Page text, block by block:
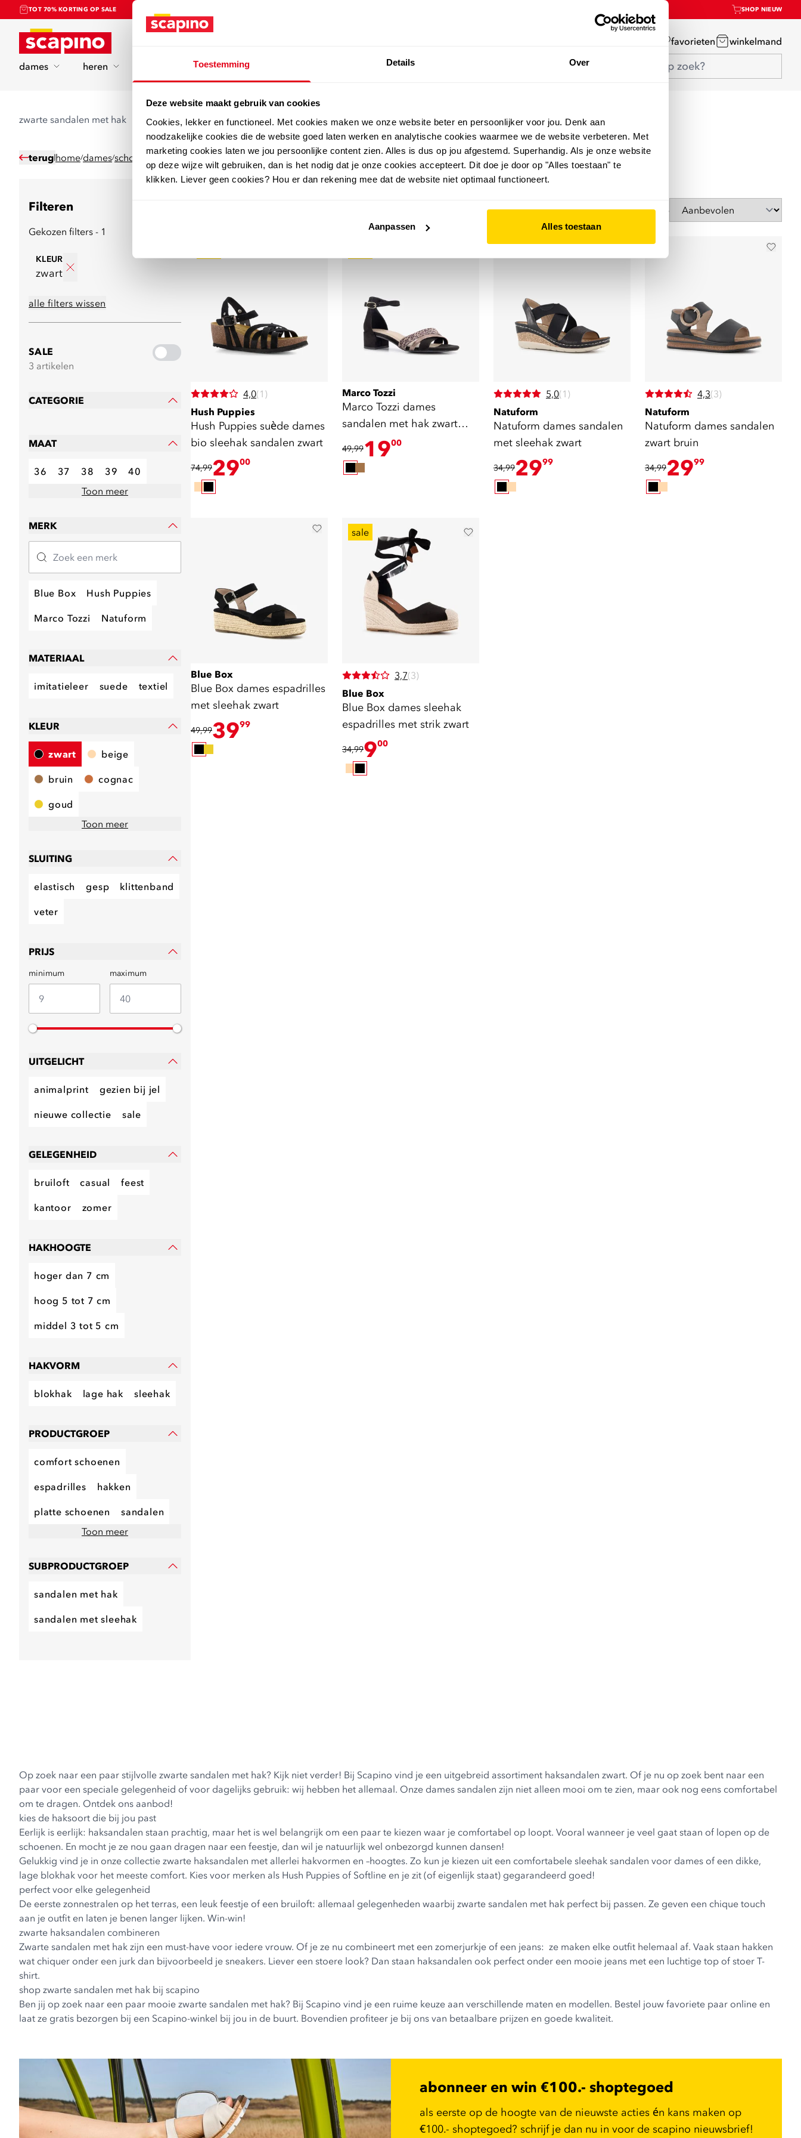
Toestemming Details Over
Deze website maakt gebruik van cookies
Cookies, lekker en functioneel. Met cookies maken we onze website beter en persoonlijker voor jou. Denk aan
noodzakelijke cookies die de website goed laten werken en analytische cookies waarmee we de website verbeteren. Met
marketing cookies laten we jou persoonlijke content zien. Alles is dus op jou afgestemd. Superhandig. Als je onze website
op deze wijze wilt gebruiken, dan is het nodig dat je onze cookies accepteert. Dit doe je door op "Alles toestaan" te
klikken. Liever geen cookies? Hou er dan rekening mee dat de website niet optimaal functioneert.
Aanpassen Alles toestaan
TOT 70% KORTING OP SALE SHOP NIEUW
Home favorieten winkelmand
dames heren sport merken
zwarte sandalen met hak
terug home/dames/schoenen sandalen sandalen met hak
Filteren
Gekozen filters - 1
KLEUR
zwart
alle filters wissen
SALE
3 artikelen
CATEGORIE
MAAT
36 37 38 39
40
Toon meer
MERK
Blue Box Hush Puppies
Marco Tozzi Natuform
MATERIAAL
imitatieleer suede textiel
KLEUR
zwart beige
bruin cognac
goud
Toon meer
SLUITING
elastisch gesp klittenband
veter
PRIJS
minimum maximum
UITGELICHT
animalprint gezien bij jel
nieuwe collectie sale
GELEGENHEID
bruiloft casual feest
kantoor zomer
HAKHOOGTE
hoger dan 7 cm
hoog 5 tot 7 cm
middel 3 tot 5 cm
HAKVORM
blokhak lage hak sleehak
PRODUCTGROEP
comfort schoenen
espadrilles hakken
platte schoenen
sandalen
Toon meer
SUBPRODUCTGROEP
sandalen met hak
sandalen met sleehak
Sorteer op
4,0(1)
Hush Puppies
Hush Puppies suède dames
bio sleehak sandalen zwart
74,992900
Marco Tozzi
Marco Tozzi dames
sandalen met hak zwart
panter
49,991900
5,0(1)
Natuform
Natuform dames sandalen
met sleehak zwart
34,992999
4,3(3)
Natuform
Natuform dames sandalen
zwart bruin
34,992999
Blue Box
Blue Box dames espadrilles
met sleehak zwart
49,993999
sale
3,7(3)
Blue Box
Blue Box dames sleehak
espadrilles met strik zwart
34,99900
Op zoek naar een paar stijlvolle zwarte sandalen met hak? Kijk niet verder! Bij Scapino vind je een uitgebreid assortiment haksandalen zwart. Of je nu op zoek bent naar een
paar voor een speciale gelegenheid of voor dagelijks gebruik: wij hebben het allemaal. Onze dames sandalen zijn niet alleen mooi om te zien, maar ook nog eens comfortabel
om te dragen. Ontdek ons aanbod!
kies de haksoort die bij jou past
Eerlijk is eerlijk: haksandalen staan prachtig, maar het is wel belangrijk om een paar te kiezen waar je comfortabel op loopt. Vooral wanneer je veel gaat staan of lopen op de
schoenen. En mocht je ze nou gaan dragen naar een feestje, dan wil je natuurlijk wel onbezorgd kunnen dansen!
Gelukkig vind je in onze collectie zwarte haksandalen met allerlei hakvormen en –hoogtes. Zo kun je kiezen uit een comfortabele sleehak sandalen voor dames of een dikke,
lage blokhak voor het meeste comfort. Kies voor merken als Hush Puppies of Softline en je zit (of eigenlijk staat) gegarandeerd goed!
perfect voor elke gelegenheid
De eerste zonnestralen op het terras, een leuk feestje of een bruiloft: allemaal gelegenheden waarbij zwarte sandalen met hak perfect bij passen. Ze geven een chique touch
aan je outfit en laten je benen langer lijken. Win-win!
zwarte haksandalen combineren
Zwarte sandalen met hak zijn een must-have voor iedere vrouw. Of je ze nu combineert met een zomerjurkje of een jeans: ze maken elke outfit helemaal af. Vaak staan hakken
wat chiquer onder een jurk dan bijvoorbeeld je sneakers. Liever een stoere look? Dan staan haksandalen ook perfect onder een mooie jeans met een luchtige top of stoer T-
shirt.
shop zwarte sandalen met hak bij scapino
Ben jij op zoek naar een paar mooie zwarte sandalen met hak? Bij Scapino vind je een ruime keuze aan verschillende maten en modellen. Bestel jouw favoriete paar online en
laat ze gratis bezorgen bij een Scapino-winkel bij jou in de buurt. Bovendien profiteer je bij ons van betaalbare prijzen en goede kwaliteit.
abonneer en win €100.- shoptegoed
als eerste op de hoogte van de nieuwste acties én kans maken op
€100.- shoptegoed? schrijf je dan nu in voor de scapino nieuwsbrief!